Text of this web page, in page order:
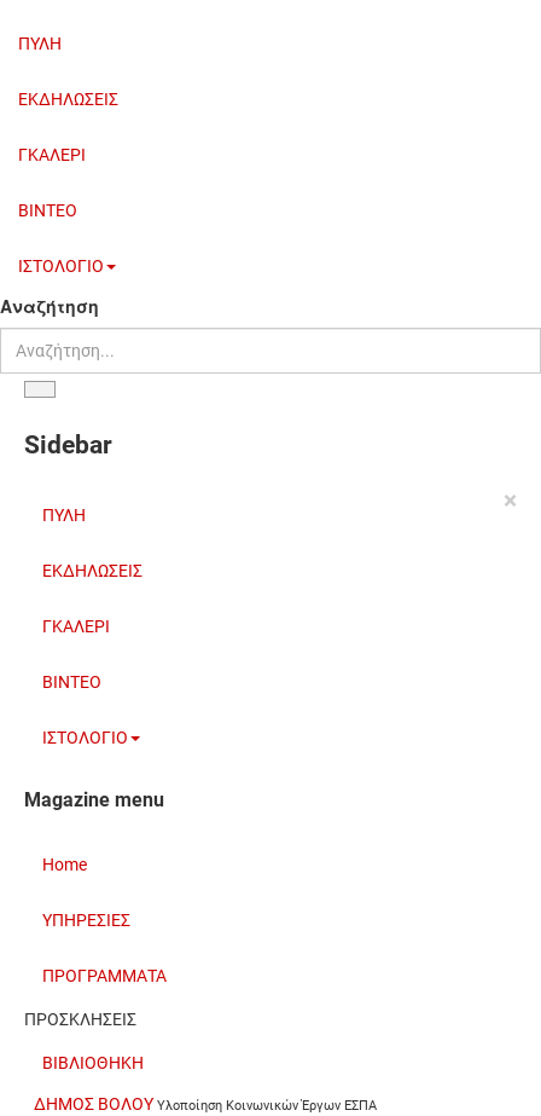
ΠΥΛΗ
ΕΚΔΗΛΩΣΕΙΣ
ΓΚΑΛΕΡΙ
BINTEO
ΙΣΤΟΛΟΓΙΟ
Αναζήτηση
Sidebar
×
ΠΥΛΗ
ΕΚΔΗΛΩΣΕΙΣ
ΓΚΑΛΕΡΙ
BINTEO
ΙΣΤΟΛΟΓΙΟ
Magazine menu
Home
ΥΠΗΡΕΣΙΕΣ
ΠΡΟΓΡΑΜΜΑΤΑ
ΠΡΟΣΚΛΗΣΕΙΣ
ΒΙΒΛΙΟΘΗΚΗ
ΔΗΜΟΣ ΒΟΛΟΥ Υλοποίηση Κοινωνικών Έργων ΕΣΠΑ